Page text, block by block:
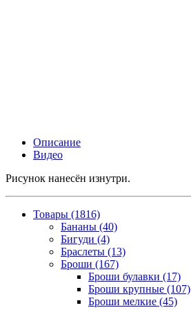
Описание
Видео
Рисунок нанесён изнутри.
Товары (1816)
Бананы (40)
Бигуди (4)
Браслеты (13)
Броши (167)
Броши булавки (17)
Броши крупные (107)
Броши мелкие (45)